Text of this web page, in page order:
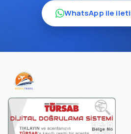
WhatsApp ile